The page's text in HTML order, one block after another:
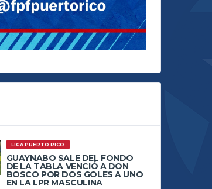
LIGA PUERTO RICO
GUAYNABO SALE DEL FONDO
DE LA TABLA VENCIÓ A DON
BOSCO POR DOS GOLES A UNO
EN LA LPR MASCULINA